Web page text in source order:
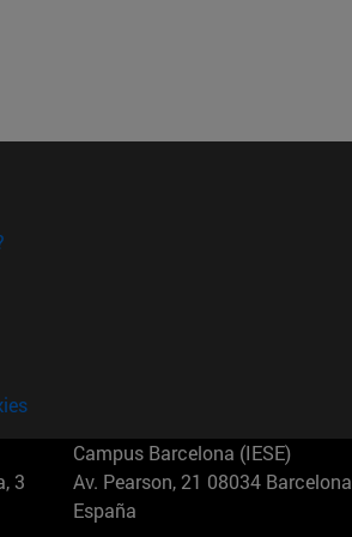
3
Campus Barcelona (IESE)
Av. Pearson, 21 08034 Barcelona
España